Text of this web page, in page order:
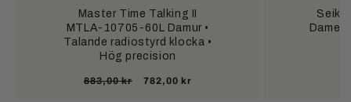
Master Time Talking II
MTLA-10705-60L Damur •
Talande radiostyrd klocka •
Hög precision
Ordinarie
883,00 kr Försäljningspris
782,00 kr
Seiko